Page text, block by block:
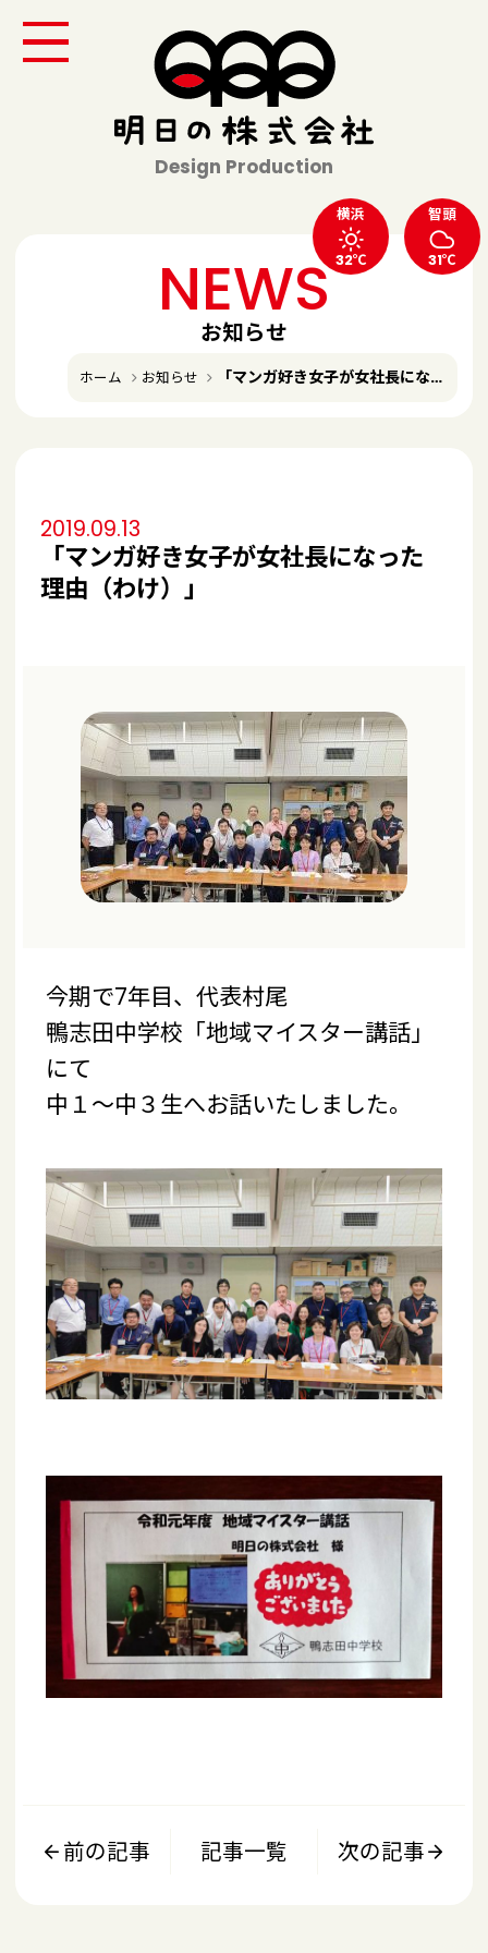
Design Production
横浜
32℃
智頭
31℃
ホーム お知らせ 「マンガ好き女子が女社長になった理由（わけ）」
NEWS
お知らせ
2019.09.13
「マンガ好き女子が女社長になった
理由（わけ）」
今期で7年目、代表村尾
鴨志田中学校「地域マイスター講話」
にて
中１～中３生へお話いたしました。
前の記事 記事一覧 次の記事